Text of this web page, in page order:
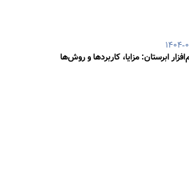
۱۴
ابرستان: مزایا، کاربردها و روش‌ها